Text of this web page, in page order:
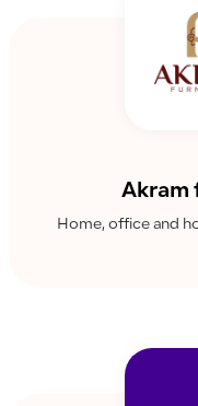
Akram
Home, office and